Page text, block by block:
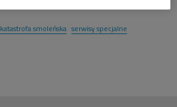
katastrofa smoleńska serwisy specjalne